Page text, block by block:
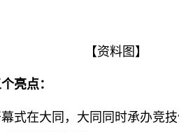
【资料图】
亮点：
式在大同，大同同时承办竞